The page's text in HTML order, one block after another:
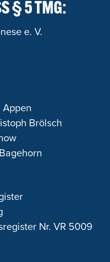
§ 5 TMG:
e. V.
Brölsch
Nr. VR 5009